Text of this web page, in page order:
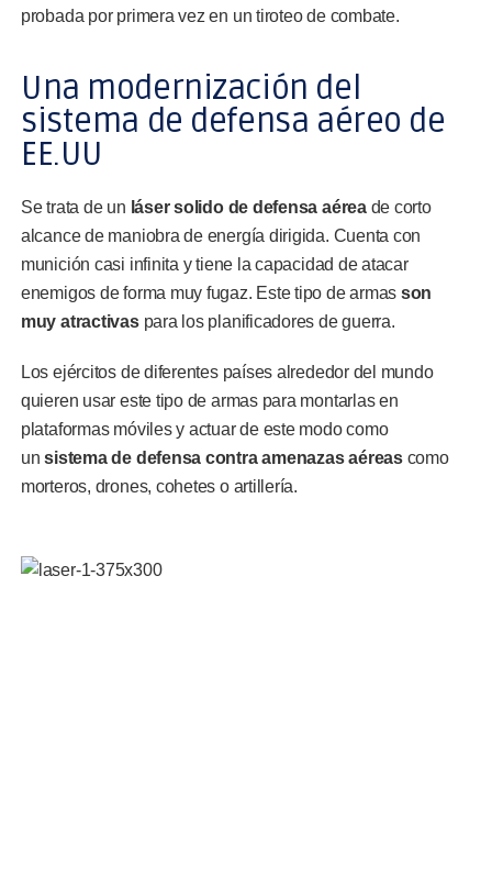
probada por primera vez en un tiroteo de combate.
Una modernización del
sistema de defensa aéreo de
EE.UU
Se trata de un láser solido de defensa aéreade corto
alcance de maniobra de energía dirigida. Cuenta con
munición casi infinita y tiene la capacidad de atacar
enemigos de forma muy fugaz. Este tipo de armas son
muy atractivaspara los planificadores de guerra.
Los ejércitos de diferentes países alrededor del mundo
quieren usar este tipo de armas para montarlas en
plataformas móviles y actuar de este modo como
unsistema de defensa contra amenazas aéreascomo
morteros, drones, cohetes o artillería.